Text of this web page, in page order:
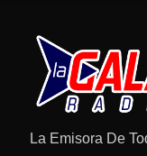
La Emisora De